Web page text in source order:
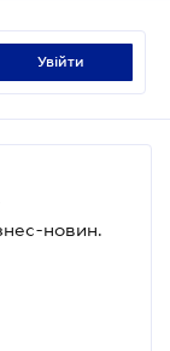
увійти
новин.